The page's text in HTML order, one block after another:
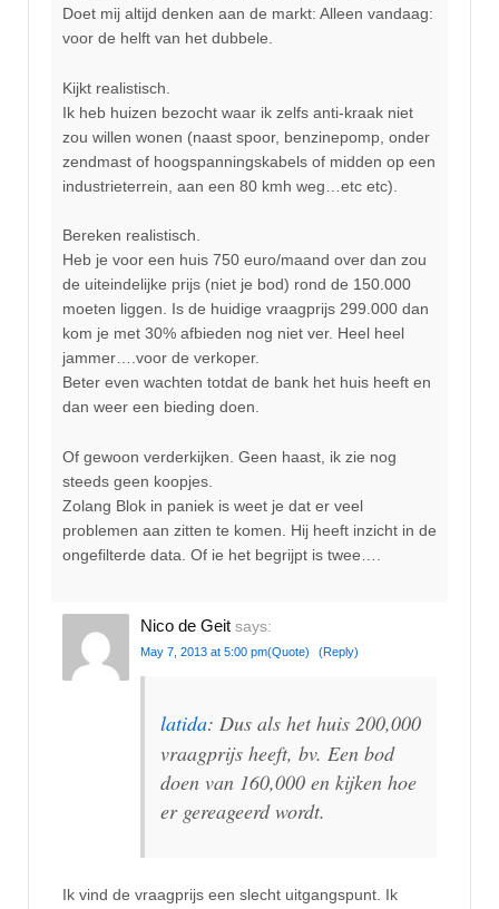
Doet mij altijd denken aan de markt: Alleen vandaag:
voor de helft van het dubbele.
Kijkt realistisch.
Ik heb huizen bezocht waar ik zelfs anti-kraak niet
zou willen wonen (naast spoor, benzinepomp, onder
zendmast of hoogspanningskabels of midden op een
industrieterrein, aan een 80 kmh weg…etc etc).
Bereken realistisch.
Heb je voor een huis 750 euro/maand over dan zou
de uiteindelijke prijs (niet je bod) rond de 150.000
moeten liggen. Is de huidige vraagprijs 299.000 dan
kom je met 30% afbieden nog niet ver. Heel heel
jammer….voor de verkoper.
Beter even wachten totdat de bank het huis heeft en
dan weer een bieding doen.
Of gewoon verderkijken. Geen haast, ik zie nog
steeds geen koopjes.
Zolang Blok in paniek is weet je dat er veel
problemen aan zitten te komen. Hij heeft inzicht in de
ongefilterde data. Of ie het begrijpt is twee….
Nico de Geit says:
May 7, 2013 at 5:00 pm(Quote) (Reply)
latida: Dus als het huis 200,000
vraagprijs heeft, bv. Een bod
doen van 160,000 en kijken hoe
er gereageerd wordt.
Ik vind de vraagprijs een slecht uitgangspunt. Ik